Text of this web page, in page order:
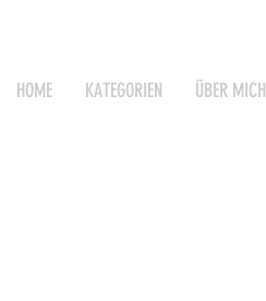
HOME KATEGORIEN ÜBER MICH